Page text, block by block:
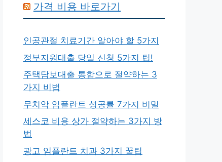
가격 비용 바로가기
인공관절 치료기간 알아야 할 5가지
정부지원대출 당일 신청 5가지 팁!
주택담보대출 통합으로 절약하는 3
가지 비법
무치악 임플란트 성공률 7가지 비밀
세스코 비용 상가 절약하는 3가지 방
법
광고 임플란트 치과 3가지 꿀팁